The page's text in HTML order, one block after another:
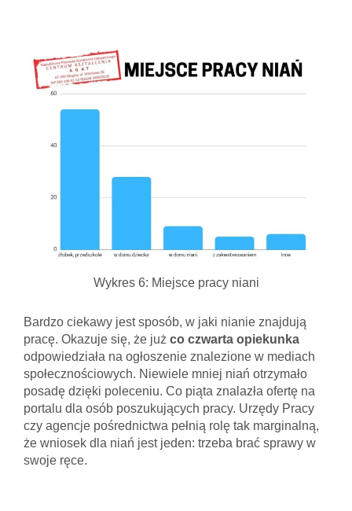
Wykres 6: Miejsce pracy niani
Bardzo ciekawy jest sposób, w jaki nianie znajdują
pracę. Okazuje się, że już co czwarta opiekunka
odpowiedziała na ogłoszenie znalezione w mediach
społecznościowych. Niewiele mniej niań otrzymało
posadę dzięki poleceniu. Co piąta znalazła ofertę na
portalu dla osób poszukujących pracy. Urzędy Pracy
czy agencje pośrednictwa pełnią rolę tak marginalną,
że wniosek dla niań jest jeden: trzeba brać sprawy w
swoje ręce.